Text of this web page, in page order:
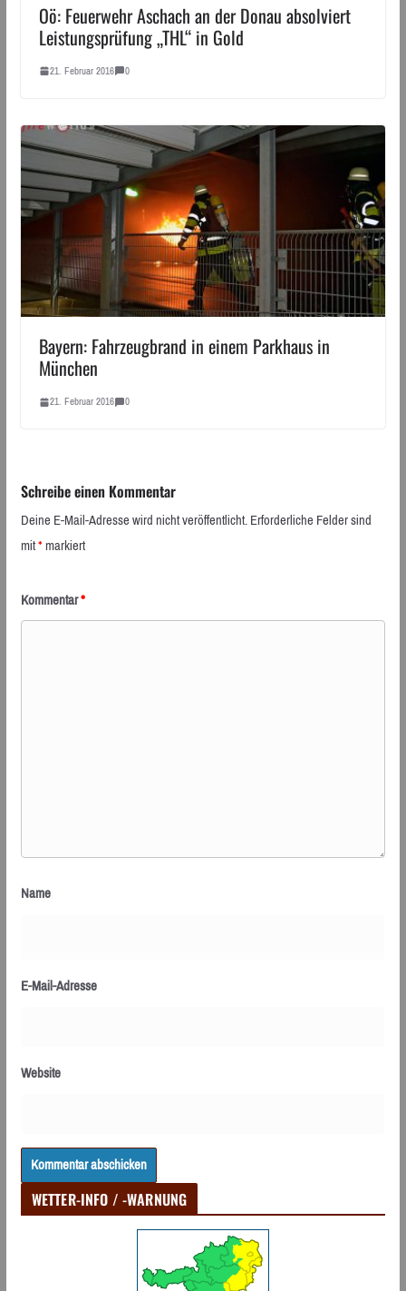
Oö: Feuerwehr Aschach an der Donau absolviert
Leistungsprüfung „THL“ in Gold
21. Februar 2016 0
Bayern: Fahrzeugbrand in einem Parkhaus in
München
21. Februar 2016 0
Schreibe einen Kommentar
Deine E-Mail-Adresse wird nicht veröffentlicht.Erforderliche Felder sind
mit*markiert
Kommentar*
Name
E-Mail-Adresse
Website
WETTER-INFO / -WARNUNG